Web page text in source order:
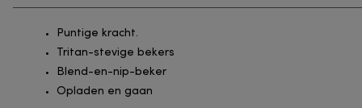
Puntige kracht.
Tritan-stevige bekers
Blend-en-nip-beker
Opladen en gaan